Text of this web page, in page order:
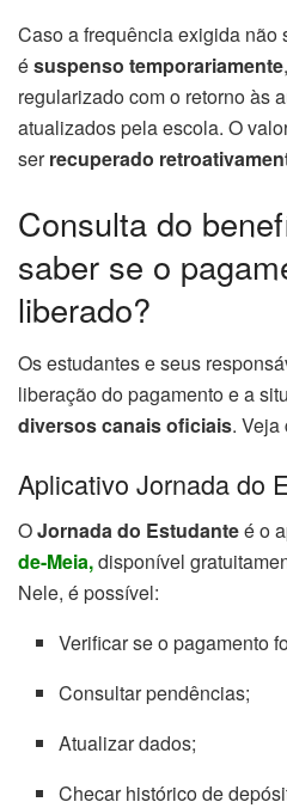
Caso a frequência exigida não
ésuspenso temporariamente
regularizado com o retorno às
atualizados pela escola. O
serrecuperado
Consulta do
saber se o
liberado?
Os estudantes e seus
liberação do pagamento e a
diversos canais oficiais. Veja
Aplicativo Jornada do
OJornada do Estudanteé o
de-Meia,disponível
Nele, é possível:
Verificar se o pagamento
Consultar pendências;
Atualizar dados;
Checar histórico de